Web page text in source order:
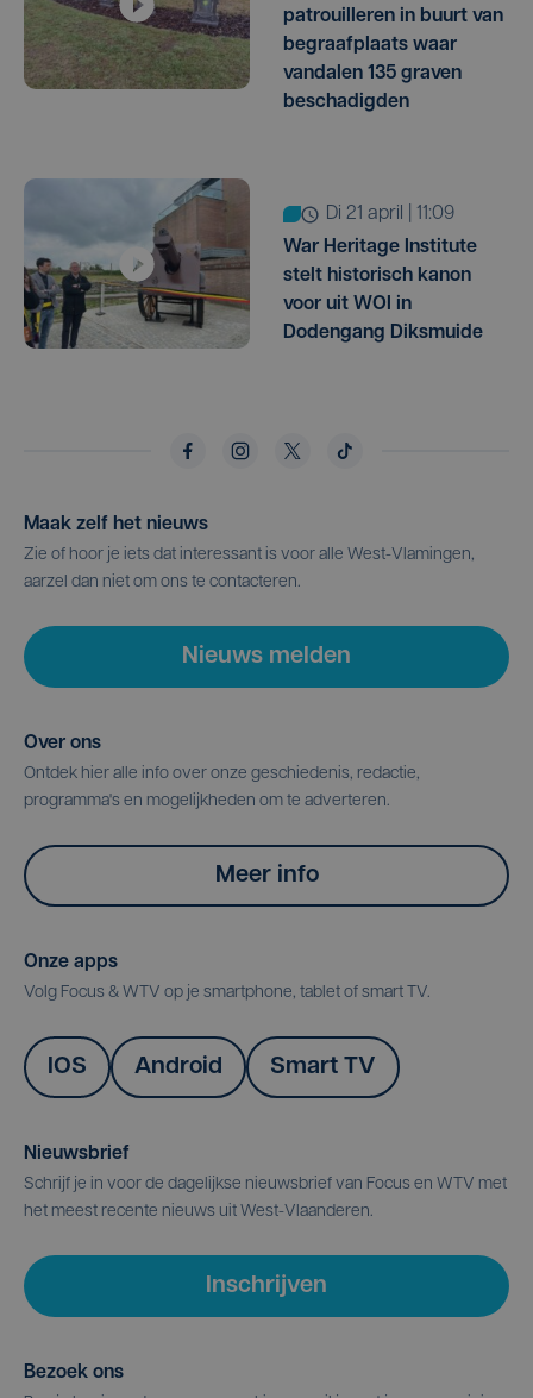
patrouilleren in buurt van
begraafplaats waar
vandalen 135 graven
beschadigden
di 21 april | 11:09
War Heritage Institute
stelt historisch kanon
voor uit WOI in
Dodengang Diksmuide
Maak zelf het nieuws
Zie of hoor je iets dat interessant is voor alle West-Vlamingen,
aarzel dan niet om ons te contacteren.
Nieuws melden
Over ons
Ontdek hier alle info over onze geschiedenis, redactie,
programma's en mogelijkheden om te adverteren.
Meer info
Onze apps
Volg Focus & WTV op je smartphone, tablet of smart TV.
IOS Android Smart TV
Nieuwsbrief
Schrijf je in voor de dagelijkse nieuwsbrief van Focus en WTV met
het meest recente nieuws uit West-Vlaanderen.
Inschrijven
Bezoek ons